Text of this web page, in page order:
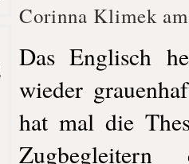
Corinna Klimek
Das Englisch
wieder
hat mal die